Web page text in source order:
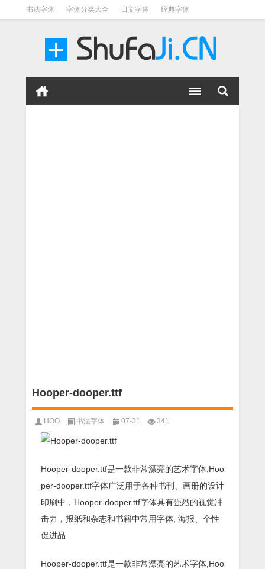
书法字体 字体分类大全 日文字体 经典字体
Hooper-dooper.ttf
HOO 书法字体 07-31 341
Hooper-dooper.ttf是一款非常漂亮的艺术字体,Hoo
per-dooper.ttf字体广泛用于各种书刊、画册的设计
印刷中，Hooper-dooper.ttf字体具有强烈的视觉冲
击力，报纸和杂志和书籍中常用字体, 海报、个性
促进品
Hooper-dooper.ttf是一款非常漂亮的艺术字体,Hoo